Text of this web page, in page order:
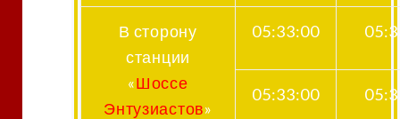
В сторону
станции
«Шоссе
Энтузиастов»
05:33:00
05:33:00